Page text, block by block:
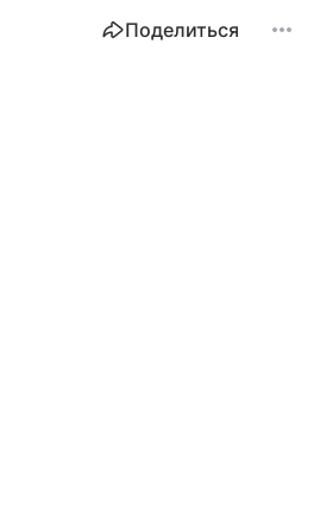
Поделиться